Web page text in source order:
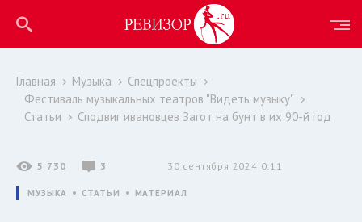
Главная Музыка
Спецпроекты
Фестиваль музыкальных театров "Видеть музыку"
Статьи
Сподвиг ивановцев Загот на бунт в их 90-й год
5 730 3 30 сентября 2024 0:11
МУЗЫКА СТАТЬИ МАТЕРИАЛ